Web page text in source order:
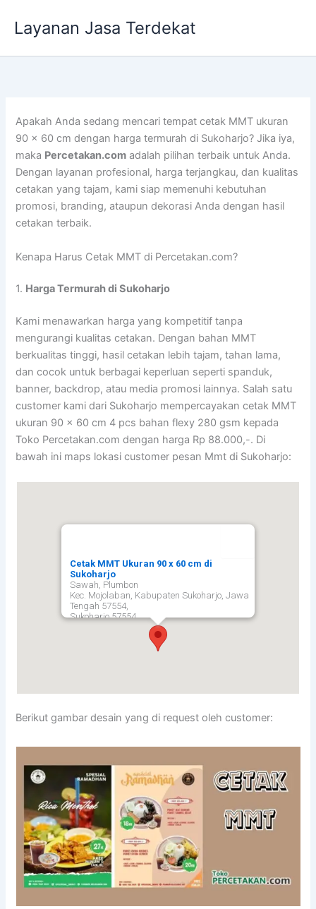
Layanan Jasa Terdekat
Apakah Anda sedang mencari tempat cetak MMT ukuran
90 x 60 cm dengan harga termurah di Sukoharjo? Jika iya,
maka Percetakan.com adalah pilihan terbaik untuk Anda.
Dengan layanan profesional, harga terjangkau, dan kualitas
cetakan yang tajam, kami siap memenuhi kebutuhan
promosi, branding, ataupun dekorasi Anda dengan hasil
cetakan terbaik.
Kenapa Harus Cetak MMT di Percetakan.com?
1. Harga Termurah di Sukoharjo
Kami menawarkan harga yang kompetitif tanpa
mengurangi kualitas cetakan. Dengan bahan MMT
berkualitas tinggi, hasil cetakan lebih tajam, tahan lama,
dan cocok untuk berbagai keperluan seperti spanduk,
banner, backdrop, atau media promosi lainnya. Salah satu
customer kami dari Sukoharjo mempercayakan cetak MMT
ukuran 90 x 60 cm 4 pcs bahan flexy 280 gsm kepada
Toko Percetakan.com dengan harga Rp 88.000,-. Di
bawah ini maps lokasi customer pesan Mmt di Sukoharjo:
Cetak MMT Ukuran 90 x 60 cm di
Sukoharjo
Sawah, Plumbon
Kec. Mojolaban, Kabupaten Sukoharjo, Jawa
Tengah 57554,
Sukoharjo 57554
Berikut gambar desain yang di request oleh customer: